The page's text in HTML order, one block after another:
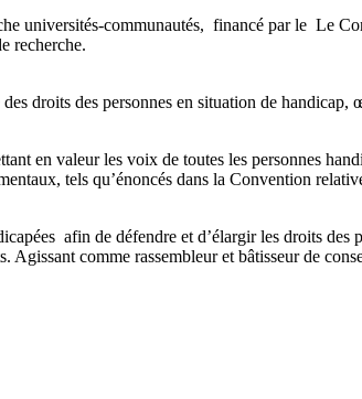
universités-communautés, financé par le Le
recherche.
droits des personnes en situation de
en valeur les voix de toutes les personnes
tels qu’énoncés dans la Convention
afin de défendre et d’élargir les droits
comme rassembleur et bâtisseur de